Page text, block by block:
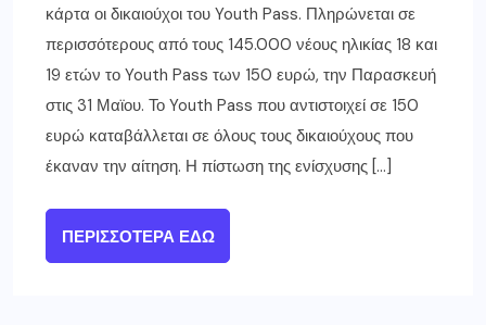
κάρτα οι δικαιούχοι του Youth Pass. Πληρώνεται σε
περισσότερους από τους 145.000 νέους ηλικίας 18 και
19 ετών το Youth Pass των 150 ευρώ, την Παρασκευή
στις 31 Μαϊου. Το Youth Pass που αντιστοιχεί σε 150
ευρώ καταβάλλεται σε όλους τους δικαιούχους που
έκαναν την αίτηση. Η πίστωση της ενίσχυσης […]
ΠΕΡΙΣΣΌΤΕΡΑ ΕΔΏ